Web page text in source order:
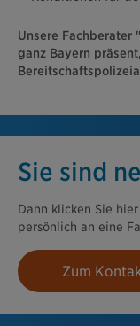
Unsere Fachberater
ganz Bayern
Sie sind
Dann klicken Sie
persönlich an eine
Zum